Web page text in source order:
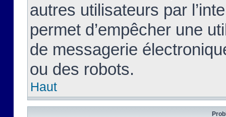
autres utilisateurs par
permet d’empêcher une
de messagerie
ou des robots.
Haut